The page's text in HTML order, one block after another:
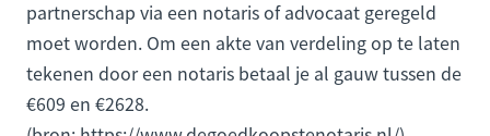
partnerschap via een notaris of advocaat geregeld
moet worden. Om een akte van verdeling op te laten
tekenen door een notaris betaal je al gauw tussen de
€609 en €2628.